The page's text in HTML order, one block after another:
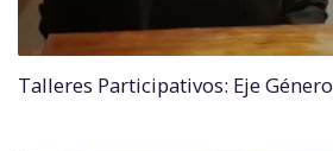
Talleres Participativos: Eje Género